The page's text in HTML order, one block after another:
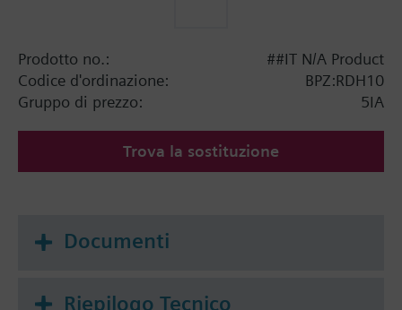
2801-Y43R)
Prodotto no.:
##IT N/A Product
Codice d'ordinazione:
BPZ:RDH10
Gruppo di prezzo:
5IA
Trova la sostituzione
Documenti
Riepilogo Tecnico